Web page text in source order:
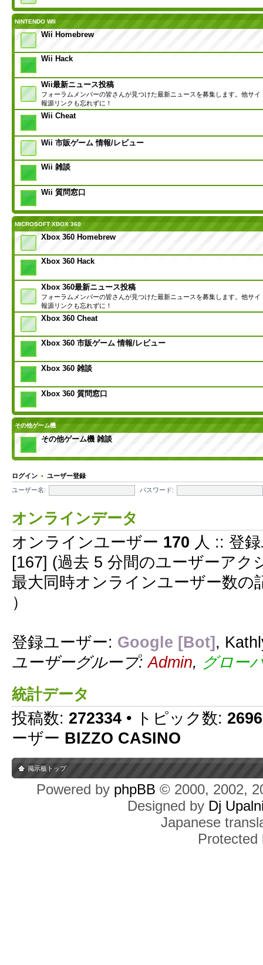
NINTENDO WII
Wii Homebrew
Wii Hack
Wii最新ニュース投稿
フォーラムメンバーの皆さんが見つけた最新ニュースを募集します。他サイ
報源リンクも忘れずに！
Wii Cheat
Wii 市販ゲーム 情報/レビュー
Wii 雑談
Wii 質問窓口
MICROSOFT XBOX 360
Xbox 360 Homebrew
Xbox 360 Hack
Xbox 360最新ニュース投稿
フォーラムメンバーの皆さんが見つけた最新ニュースを募集します。他サイ
報源リンクも忘れずに！
Xbox 360 Cheat
Xbox 360 市販ゲーム 情報/レビュー
Xbox 360 雑談
Xbox 360 質問窓口
その他ゲーム機
その他ゲーム機 雑談
ログイン • ユーザー登録
ユーザー名: パスワード:
オンラインデータ
オンラインユーザー 170 人 :: 登
[167] (過去 5 分間のユーザーア
最大同時オンラインユーザー数の
）
登録ユーザー: Google [Bot] ,
ユーザーグループ:Admin, グロー
統計データ
投稿数: 272334 • トピック数:
ーザー BIZZO CASINO
掲示板トップ
Powered by phpBB © 2000, 2002,
Designed by Dj
Japanese